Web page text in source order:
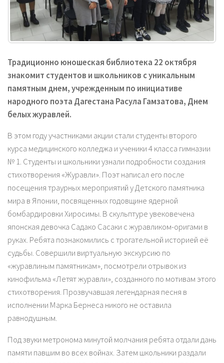
Традиционно юношеская библиотека 22 октября
знакомит студентов и школьников с уникальным
памятным днем, учрежденным по инициативе
народного поэта Дагестана Расула Гамзатова, Днем
белых журавлей.
В этом году участниками акции стали студенты второго
курса медицинского колледжа и ученики 4 класса гимназии
№ 1. Студенты и школьники узнали подробности создания
стихотворения «Журавли». Поэт написал его после
посещения траурных мероприятий у Детского памятника
мира в Японии, посвященных годовщине ядерной
бомбардировки Хиросимы. В скульптуре увековечена
японская девочка Садако Сасаки с журавликом-оригами в
руках. Ребята познакомились с трогательной историей её
судьбы. Совершили виртуальную экскурсию по
«журавлиным памятникам», посмотрели отрывок из
кинофильма «Летят журавли», созданного по мотивам этого
стихотворения. Прозвучавшая легендарная песня в
исполнении Марка Бернеса никого не оставила
равнодушным.
Под звуки метронома минутой молчания ребята отдали дань
памяти павшим во всех войнах. Затем школьники раздали